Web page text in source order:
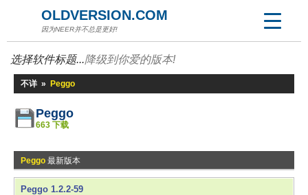
OLDVERSION.COM
因为NEER并不总是更好!
选择软件标题...降级到你爱的版本!
不详 » Peggo
Peggo
663 下载
Peggo 最新版本
Peggo 1.2.2-59